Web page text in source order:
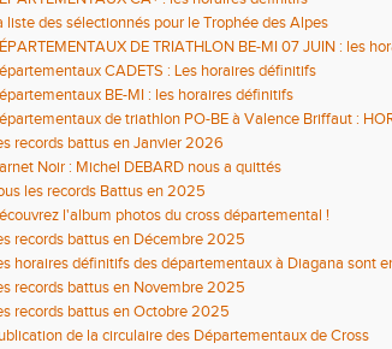
liste des sélectionnés pour le Trophée des Alpes
DE TRIATHLON BE-MI 07 JUIN : les
sont en ligneCADETS : Les horaires définitifs
BE-MI : les horaires définitifs
de triathlon PO-BE à Valence Briffaut :
ET COMPO JURY
records battus en Janvier 2026
Noir : Michel DEBARD nous a quittés
les records Battus en 2025
l'album photos du cross départemental !
records battus en Décembre 2025
horaires définitifs des départementaux à Diagana sont
records battus en Novembre 2025
records battus en Octobre 2025
de la circulaire des Départementaux de Cross